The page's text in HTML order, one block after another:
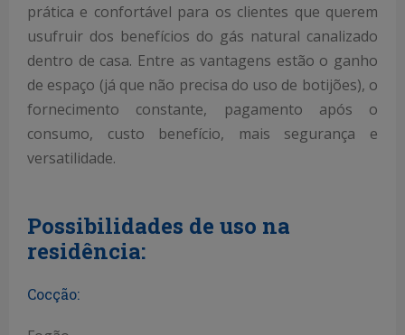
prática e confortável para os clientes que querem
usufruir dos benefícios do gás natural canalizado
dentro de casa. Entre as vantagens estão o ganho
de espaço (já que não precisa do uso de botijões), o
fornecimento constante, pagamento após o
consumo, custo benefício, mais segurança e
versatilidade.
Possibilidades de uso na
residência:
Cocção: